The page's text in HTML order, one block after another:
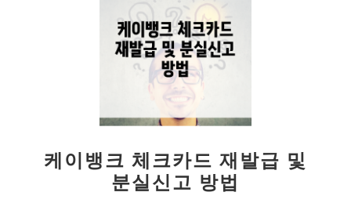
케이뱅크 체크카드 재발급 및
분실신고 방법